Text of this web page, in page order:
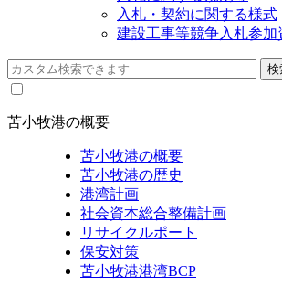
入札・契約に関する様式
建設工事等競争入札参加
苫小牧港の概要
苫小牧港の概要
苫小牧港の歴史
港湾計画
社会資本総合整備計画
リサイクルポート
保安対策
苫小牧港港湾BCP